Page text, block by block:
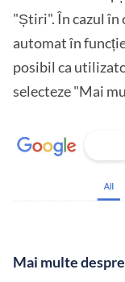
"Știri". În cazul în
automat în
posibil ca
selecteze "Mai
Mai multe